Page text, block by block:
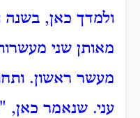
ולמדך כאן, בשנה
מאותן שני
מעשר ראשון.
עני. שנאמר כאן,